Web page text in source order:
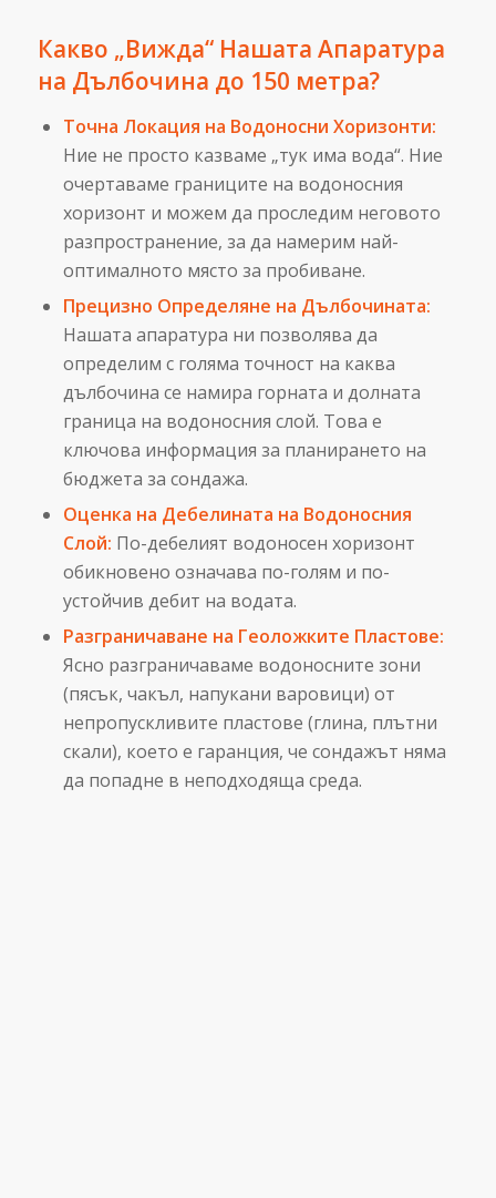
Какво „Вижда“ Нашата Апаратура
на Дълбочина до 150 метра?
Точна Локация на Водоносни Хоризонти:
Ние не просто казваме „тук има вода“. Ние
очертаваме границите на водоносния
хоризонт и можем да проследим неговото
разпространение, за да намерим най-
оптималното място за пробиване.
Прецизно Определяне на Дълбочината:
Нашата апаратура ни позволява да
определим с голяма точност на каква
дълбочина се намира горната и долната
граница на водоносния слой. Това е
ключова информация за планирането на
бюджета за сондажа.
Оценка на Дебелината на Водоносния
Слой: По-дебелият водоносен хоризонт
обикновено означава по-голям и по-
устойчив дебит на водата.
Разграничаване на Геоложките Пластове:
Ясно разграничаваме водоносните зони
(пясък, чакъл, напукани варовици) от
непропускливите пластове (глина, плътни
скали), което е гаранция, че сондажът няма
да попадне в неподходяща среда.